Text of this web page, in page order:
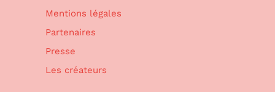
Mentions légales
Partenaires
Presse
Les créateurs